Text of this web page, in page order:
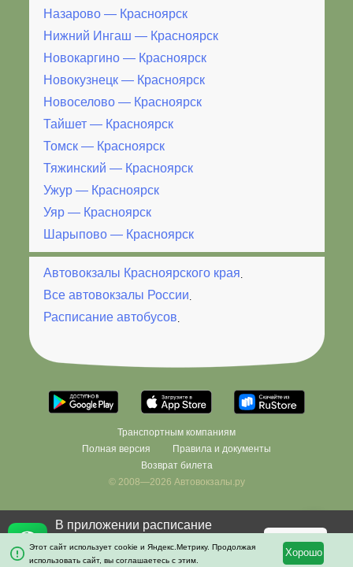
Назарово — Красноярск
Нижний Ингаш — Красноярск
Новокаргино — Красноярск
Новокузнецк — Красноярск
Новоселово — Красноярск
Тайшет — Красноярск
Томск — Красноярск
Тяжинский — Красноярск
Ужур — Красноярск
Уяр — Красноярск
Шарыпово — Красноярск
Автовокзалы Красноярского края
Все автовокзалы России
Расписание автобусов
Транспортным компаниям
Полная версия
Правила и документы
Возврат билета
© 2008—2026 Автовокзалы.ру
Этот сайт использует cookie и Яндекс.Метрику. Продолжая
использовать сайт, вы соглашаетесь с этим.
Хорошо
В приложении расписание
останется с вами даже без
интернета!
Скачать